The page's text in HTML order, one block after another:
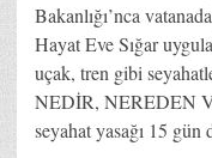
Bakanlığı’nca
Hayat Eve Sığar
uçak, tren gibi
NEDİR, NEREDEN
seyahat yasağı 15